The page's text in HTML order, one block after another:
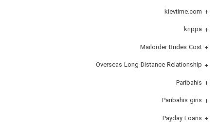
kievtime.com
krippa
Mailorder Brides Cost
Overseas Long Distance Relationship
Paribahis
Paribahis giris
Payday Loans